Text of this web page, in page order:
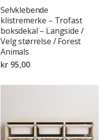
Selvklebende
klistremerke – Trofast
boksdekal – Langside /
Velg størrelse / Forest
Animals
kr 95,00